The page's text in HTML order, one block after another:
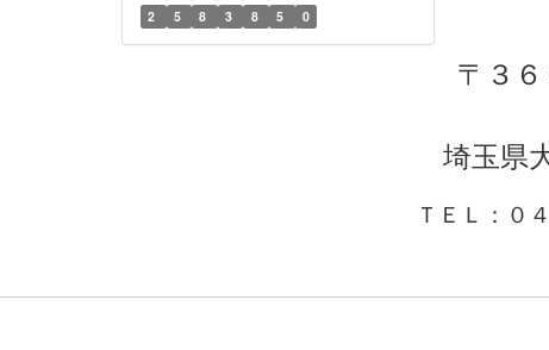
2 5 8 3 8 5 0
〒３
埼玉県
ＴＥＬ：